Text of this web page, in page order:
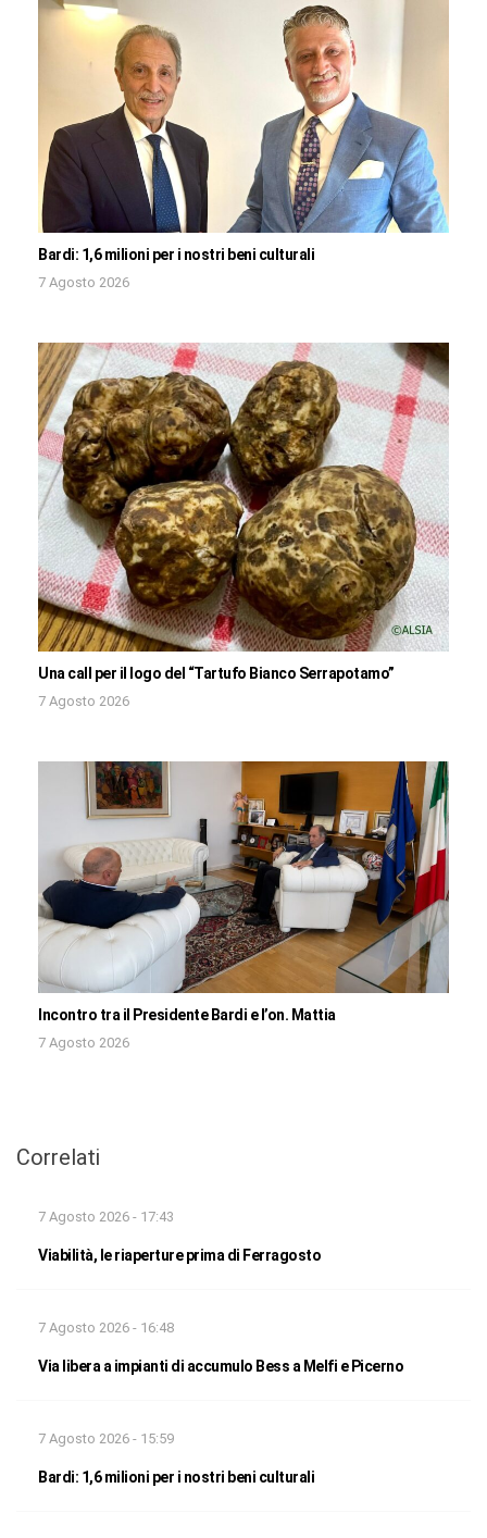
Bardi: 1,6 milioni per i nostri beni culturali
7 Agosto 2026
Una call per il logo del “Tartufo Bianco Serrapotamo”
7 Agosto 2026
Incontro tra il Presidente Bardi e l’on. Mattia
7 Agosto 2026
Correlati
7 Agosto 2026 - 17:43
Viabilità, le riaperture prima di Ferragosto
7 Agosto 2026 - 16:48
Via libera a impianti di accumulo Bess a Melfi e Picerno
7 Agosto 2026 - 15:59
Bardi: 1,6 milioni per i nostri beni culturali